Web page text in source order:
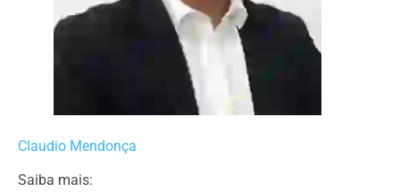
Claudio Mendonça
Saiba mais: